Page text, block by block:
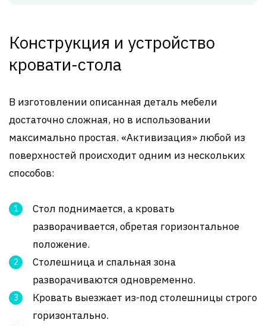
Конструкция и устройство
кровати-стола
В изготовлении описанная деталь мебели
достаточно сложная, но в использовании
максимально простая. «Активизация» любой из
поверхностей происходит одним из нескольких
способов:
Стол поднимается, а кровать
разворачивается, обретая горизонтальное
положение.
Столешница и спальная зона
разворачиваются одновременно.
Кровать выезжает из-под столешницы строго
горизонтально.